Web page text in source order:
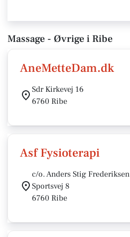
Massage - Øvrige i Ribe
AneMetteDam.dk
Sdr Kirkevej 16
6760 Ribe
Asf Fysioterapi
c/o. Anders Stig Frederiksen
Sportsvej 8
6760 Ribe